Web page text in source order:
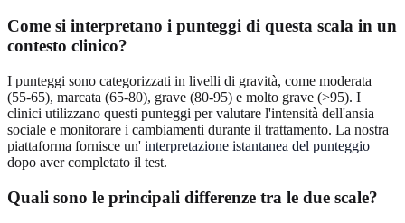
Come si interpretano i punteggi di questa scala in un
contesto clinico?
I punteggi sono categorizzati in livelli di gravità, come moderata
(55-65), marcata (65-80), grave (80-95) e molto grave (>95). I
clinici utilizzano questi punteggi per valutare l'intensità dell'ansia
sociale e monitorare i cambiamenti durante il trattamento. La nostra
piattaforma fornisce un' interpretazione istantanea del punteggio
dopo aver completato il test.
Quali sono le principali differenze tra le due scale?